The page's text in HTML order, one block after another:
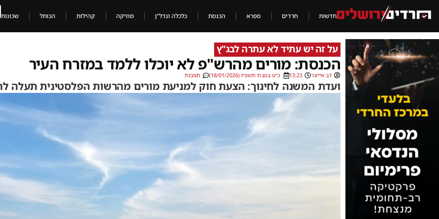
חדשות חרדים ספרא הכנסת כלכלה ונדל"ן מוזיקה קהילות הכותל שכונות
על זה יש עתיד לא עתרה לבג"ץ
הכנסת: מורים מהרש"פ לא יוכלו ללמד במזרח העיר
דב אייזנר 13:23 כ״ט בטבת תשפ״ו (18/01/2026) תגובות
ועדת המשנה לחינוך: הצעת חוק למניעת מורים מהרשות הפלסטינית תעלה